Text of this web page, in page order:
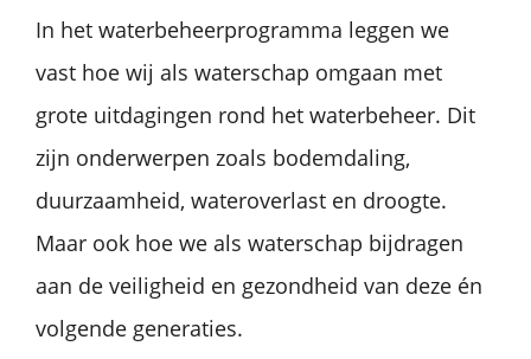
In het waterbeheerprogramma leggen we
vast hoe wij als waterschap omgaan met
grote uitdagingen rond het waterbeheer. Dit
zijn onderwerpen zoals bodemdaling,
duurzaamheid, wateroverlast en droogte.
Maar ook hoe we als waterschap bijdragen
aan de veiligheid en gezondheid van deze én
volgende generaties.